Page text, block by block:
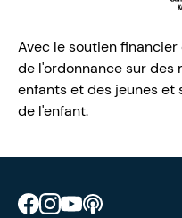
Avec le soutien
de l'ordonnance sur
enfants et des jeunes
de l'enfant.
Retrouve CIAO sur
Retrouve CIAO sur
Retrouve CIAO